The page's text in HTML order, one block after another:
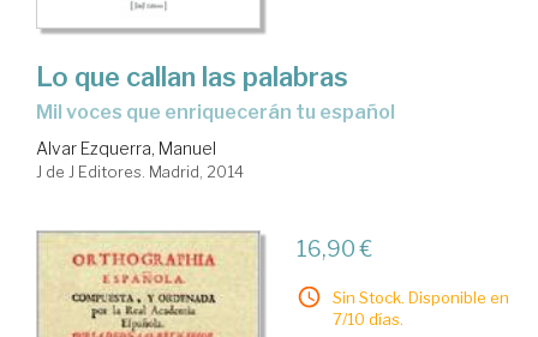
Lo que callan las palabras
mil voces que enriquecerán tu español
Alvar Ezquerra, Manuel
J de J Editores. Madrid, 2014
16,90 €
Sin Stock. Disponible en
7/10 días.